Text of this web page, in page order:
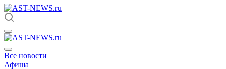
Все новости
Афиша